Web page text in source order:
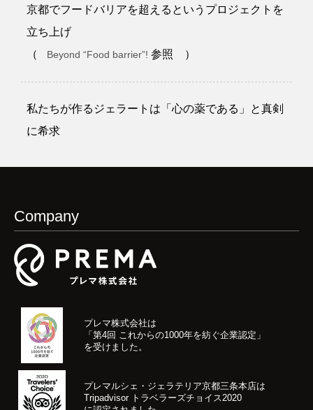
京都でフードバリアを超えるというプロジェクトを
立ち上げ
（
Beyond “Food barrier”!参照 ）
私たちが作るジェラートは「心の薬である」と真剣
に希求
Company
プレマ株式会社は
「第4回 これからの1000年を紡ぐ企業認定」
を受けました。
プレマルシェ・ジェラテリア京都三条本店は
Tripadvisor トラベラーズチョイス2020